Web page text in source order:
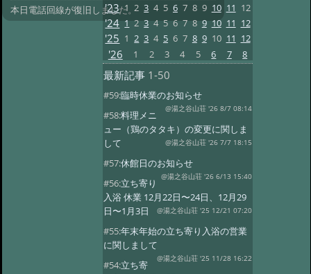
本日電話回線が復旧しました。
'23 1 2 3 4 5 6 7 8 9 10 11 12
'24 1 2 3 4 5 6 7 8 9 10 11 12
'25 1 2 3 4 5 6 7 8 9 10 11 12
'26 1 2 3 4 5 6 7 8
最新記事 1-50
#59:臨時休業のお知らせ
@湯之谷山荘 '26 8/7 08:14
#58:料理メニ
ュー（鶏のタタキ）の変更に関しま
して
@湯之谷山荘 '26 7/7 18:15
#57:休館日のお知らせ
@湯之谷山荘 '26 6/13 15:40
#56:立ち寄り
入浴 休業 12月22日〜24日、12月29
日〜1月3日
@湯之谷山荘 '25 12/21 07:20
#55:年末年始の立ち寄り入浴の営業
に関しまして
@湯之谷山荘 '25 11/28 16:22
#54:立ち寄